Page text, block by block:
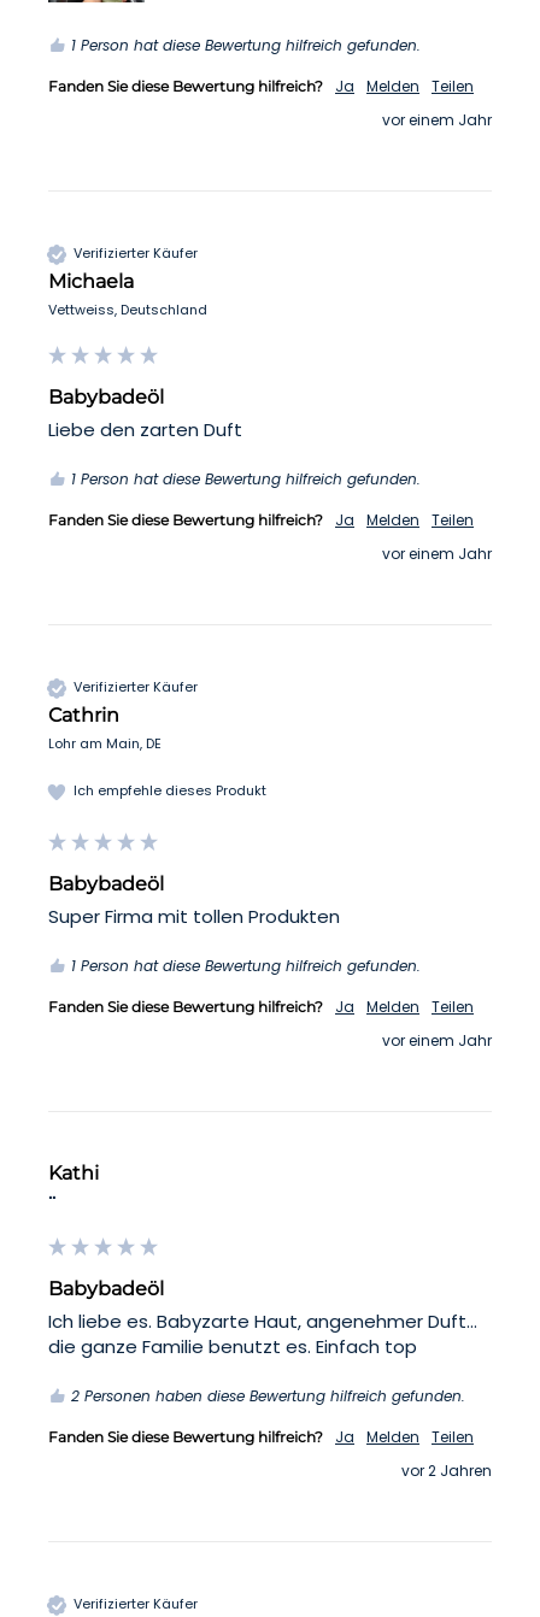
1 Person hat diese Bewertung hilfreich gefunden.
Fanden Sie diese Bewertung hilfreich? Ja Melden
Teilen
vor einem Jahr
Verifizierter Käufer
Michaela
Vettweiss, Deutschland
Babybadeöl
Liebe den zarten Duft
1 Person hat diese Bewertung hilfreich gefunden.
Fanden Sie diese Bewertung hilfreich? Ja Melden
Teilen
vor einem Jahr
Verifizierter Käufer
Cathrin
Lohr am Main, DE
Ich empfehle dieses Produkt
Babybadeöl
Super Firma mit tollen Produkten
1 Person hat diese Bewertung hilfreich gefunden.
Fanden Sie diese Bewertung hilfreich? Ja Melden
Teilen
vor einem Jahr
Kathi
""
Babybadeöl
Ich liebe es. Babyzarte Haut, angenehmer Duft…
die ganze Familie benutzt es. Einfach top
2 Personen haben diese Bewertung hilfreich gefunden.
Fanden Sie diese Bewertung hilfreich? Ja Melden
Teilen
vor 2 Jahren
Verifizierter Käufer